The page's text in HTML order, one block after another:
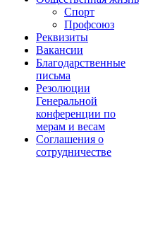
Спорт
Профсоюз
Реквизиты
Вакансии
Благодарственные
письма
Резолюции
Генеральной
конференции по
мерам и весам
Соглашения о
сотрудничестве